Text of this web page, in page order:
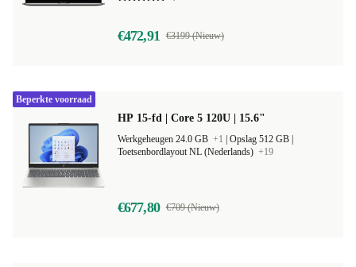
€472,91 €3199 (Nieuw)
HP 15-fd | Core 5 120U | 15.6"
Werkgeheugen 24.0 GB +1
Toetsenbordlayout NL (Nederlands) +19
€677,80 €709 (Nieuw)
Beperkte voorraad